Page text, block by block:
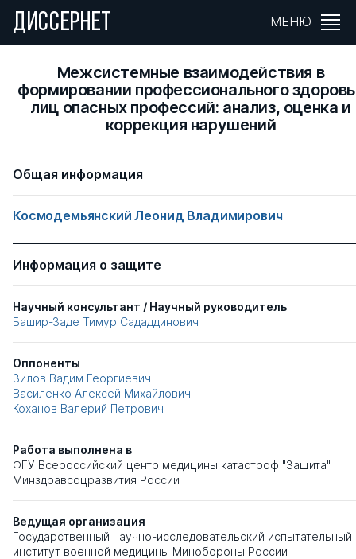
ДИССЕРНЕТ МЕНЮ
Межсистемные взаимодействия в
формировании профессионального
лиц опасных профессий: анализ, оценка и
коррекция нарушений
Общая информация
Космодемьянский Леонид Владимирович
Информация о защите
Научный консультант / Научный руководитель
Башир-Заде Тимур Сададдинович
Оппоненты
Зилов Вадим Георгиевич
Василенко Алексей Михайлович
Коханов Валерий Петрович
Работа выполнена в
ФГУ Всероссийский центр медицины катастроф "Защита"
Минздравсоцразвития России
Ведущая организация
Государственный научно-исследовательский испытательный
институт военной медицины Минобороны России